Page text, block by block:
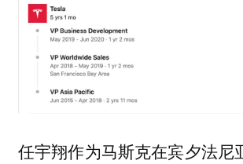
任宇翔作为马斯克在宾夕法尼